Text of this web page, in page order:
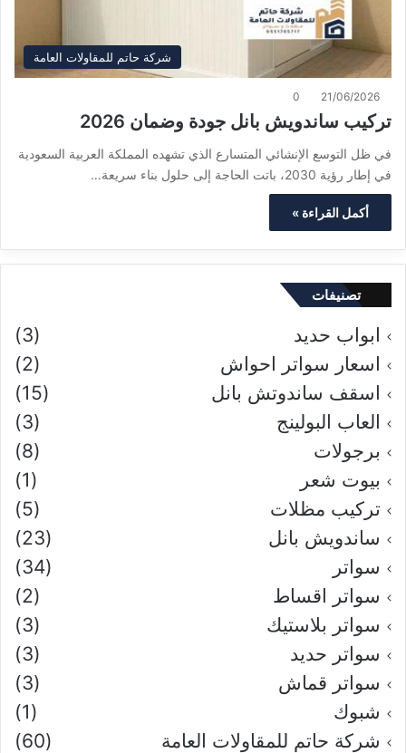
شركة حاتم للمقاولات العامة
21/06/2026
0
تركيب ساندويش بانل جودة وضمان 2026
في ظل التوسع الإنشائي المتسارع الذي تشهده المملكة العربية السعودية
في إطار رؤية 2030، باتت الحاجة إلى حلول بناء سريعة…
أكمل القراءة »
تصنيفات
ابواب حديد
(3)
اسعار سواتر احواش
(2)
اسقف ساندوتش بانل
(15)
العاب البولينج
(3)
برجولات
(8)
بيوت شعر
(1)
تركيب مظلات
(5)
ساندويش بانل
(23)
سواتر
(34)
سواتر اقساط
(2)
سواتر بلاستيك
(3)
سواتر حديد
(3)
سواتر قماش
(3)
شبوك
(1)
شركة حاتم للمقاولات العامة
(60)